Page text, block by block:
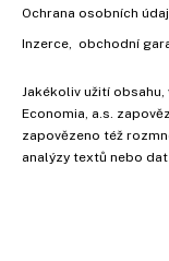
Ochrana osobních
Inzerce, obchodní
Jakékoliv užití
Economia, a.s.
zapovězeno též
analýzy textů nebo